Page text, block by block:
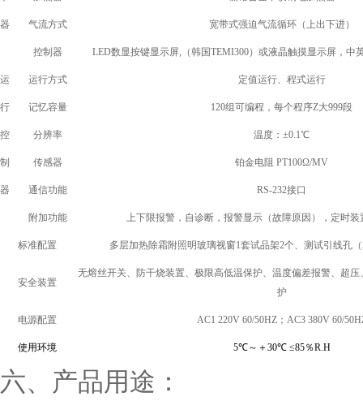
器 气流方式 宽带式强迫气流循环（上出下进）
运
行
控
制
器
控制器 LED数显按键显示屏,（韩国TEMI300）或液晶触摸显示屏，中
运行方式 定值运行、程式运行
记忆容量 120组可编程，每个程序Z大999段
分辨率 温度：±0.1℃
传感器 铂金电阻 PT100Ω/MV
通信功能 RS-232接口
附加功能 上下限报警，自诊断，报警显示（故障原因），定时装
标准配置 多层加热除霜附照明玻璃视窗1套试品架2个、测试引线孔（
安全装置
无熔丝开关、防干烧装置、极限高低温保护、温度偏差报警、超
护
电源配置 AC1 220V 60/50HZ；AC3 380V 60/
使用环境 5℃～＋30℃≤85％R.H
六、产品用途：